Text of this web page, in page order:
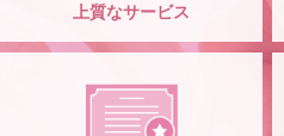
上質なサービス